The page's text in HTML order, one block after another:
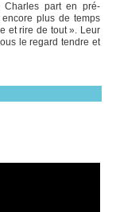
Charles part en pré-
plus de temps
et rire de tout ». Leur
le regard tendre et